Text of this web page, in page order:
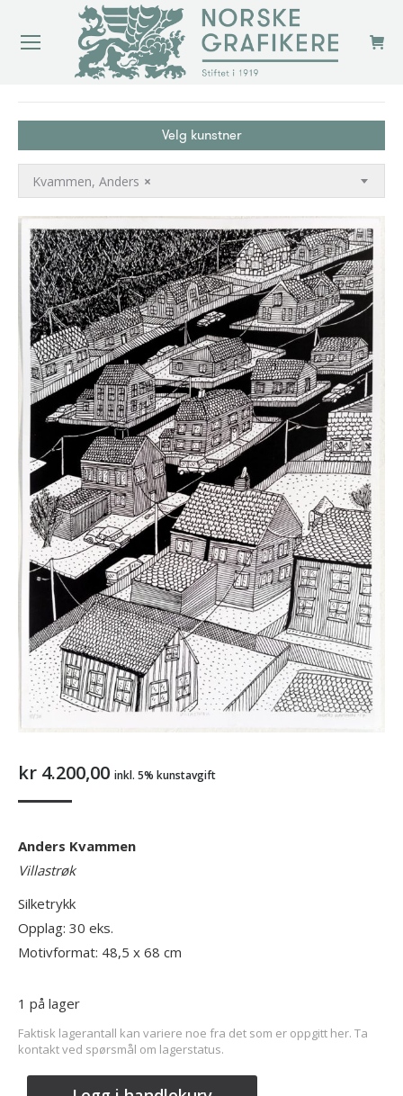
Velg kunstner
×
Kvammen, Anders
kr 4.200,00 inkl. 5% kunstavgift
Anders Kvammen
Villastrøk
Silketrykk
Opplag: 30 eks.
Motivformat: 48,5 x 68 cm
1 på lager
Faktisk lagerantall kan variere noe fra det som er oppgitt her. Ta
kontakt ved spørsmål om lagerstatus.